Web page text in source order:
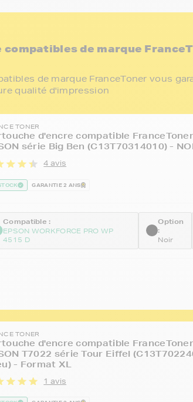
compatibles de marque
de marque FranceToner vous
qualité d'impression
TONER
d'encre compatible
série Big Ben (C13T70314010) -
4 avis
GARANTIE 2 ANS
Compatible :
EPSON WORKFORCE PRO WP
4515 D
Option
:
Noir
TONER
d'encre compatible
T7022 série Tour Eiffel
- Format XL
1 avis